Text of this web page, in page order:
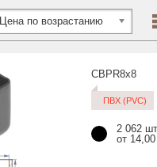
Цена по возрастанию
CBPR8x8
ПВХ (PVC)
2 062 шт
от